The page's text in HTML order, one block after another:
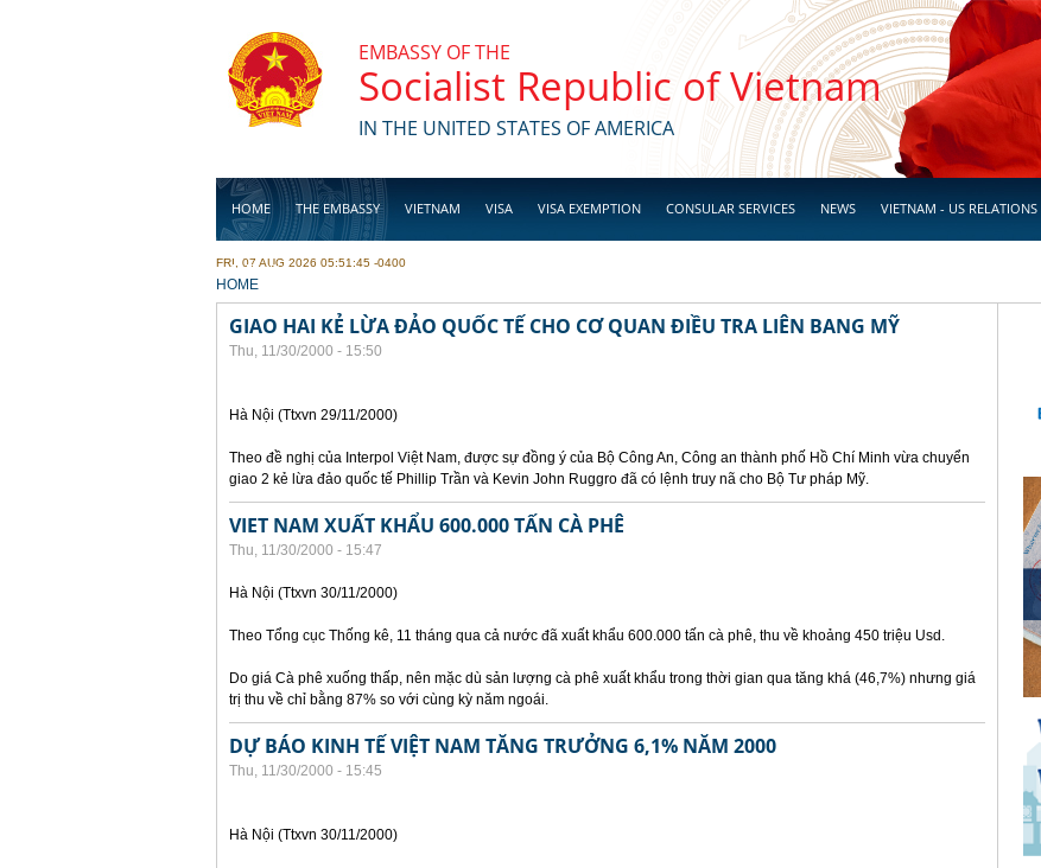
EMBASSY OF THE
Socialist Republic of Vietnam
IN THE UNITED STATES OF AMERICA
HOME THE EMBASSY VIETNAM VISA VISA EXEMPTION CONSULAR SERVICES NEWS VIETNAM - US RELATIONS
BUSINESS
FRI, 07 AUG 2026 05:51:45 -0400
YOU ARE HERE
HOME
GIAO HAI KẺ LỪA ĐẢO QUỐC TẾ CHO CƠ QUAN ĐIỀU TRA LIÊN BANG MỸ
Thu, 11/30/2000 - 15:50
Hà Nội (Ttxvn 29/11/2000)
Theo đề nghị của Interpol Việt Nam, được sự đồng ý của Bộ Công An, Công an thành phố Hồ Chí Minh vừa chuyển
giao 2 kẻ lừa đảo quốc tế Phillip Trần và Kevin John Ruggro đã có lệnh truy nã cho Bộ Tư pháp Mỹ.
VIET NAM XUẤT KHẨU 600.000 TẤN CÀ PHÊ
Thu, 11/30/2000 - 15:47
Hà Nội (Ttxvn 30/11/2000)
Theo Tổng cục Thống kê, 11 tháng qua cả nước đã xuất khẩu 600.000 tấn cà phê, thu về khoảng 450 triệu Usd.
Do giá Cà phê xuống thấp, nên mặc dù sản lượng cà phê xuất khẩu trong thời gian qua tăng khá (46,7%) nhưng giá
trị thu về chỉ bằng 87% so với cùng kỳ năm ngoái.
DỰ BÁO KINH TẾ VIỆT NAM TĂNG TRƯỞNG 6,1% NĂM 2000
Thu, 11/30/2000 - 15:45
Hà Nội (Ttxvn 30/11/2000)